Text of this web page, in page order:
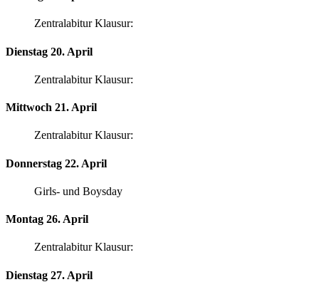
Zentralabitur Klausur:
Dienstag 20. April
Zentralabitur Klausur:
Mittwoch 21. April
Zentralabitur Klausur:
Donnerstag 22. April
Girls- und Boysday
Montag 26. April
Zentralabitur Klausur:
Dienstag 27. April